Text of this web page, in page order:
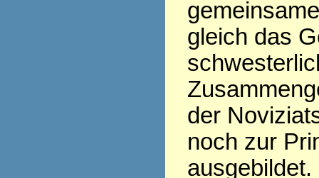
gleich das
der
noch zur